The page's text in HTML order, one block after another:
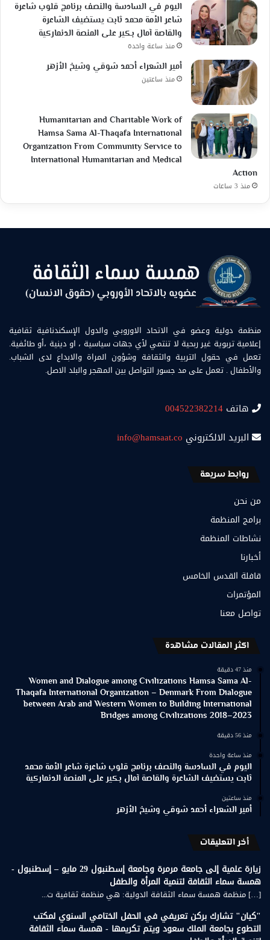
اليوم في السادسة والنصف برنامج قلوب شاعرة
شاعر الأمة محمد ثابت يستضيف الشاعرة
والقاصة آمال بكير على المنصة الدنماركية
منذ ساعة واحدة
أمير الشعراء أحمد شوقي وشيخ الأزهر
منذ ساعتين
Humanitarian and Charitable Work of
Hamsa Sama Al-Thaqafa International
Organization From Community Service to
International Humanitarian and Medical
Action
منذ 3 ساعات
منظمة دولية وعضو في الاتحاد الاوروبي والدول الإسكندنافية ثقافية
إعلامية تربوية غير ربحية لا تنتمي لأي جهات سياسية ، او دينية ،أو طائفية.
تعمل في حقول التربية والثقافة وشؤون المراة والابداع لدى الشباب.
والأطفال . تعمل على مد جسور التواصل بين المهجر والبلد الاصل.
هاتف 004522382214
البريد الالكتروني info@hamsaat.co
روابط سريعة
من نحن
برامج المنظمة
نشاطات المنظمة
أخبارنا
قافلة القدس الخامس
المؤتمرات
تواصل معنا
اكثر المقالات مشاهدة
منذ 47 دقيقة
Women and Dialogue among Civilizations Hamsa Sama Al-
Thaqafa International Organization – Denmark From Dialogue
between Arab and Western Women to Building International
Bridges among Civilizations 2018–2023
منذ 56 دقيقة
منذ ساعة واحدة
اليوم في السادسة والنصف برنامج قلوب شاعرة شاعر الأمة محمد
ثابت يستضيف الشاعرة والقاصة آمال بكير على المنصة الدنماركية
منذ ساعتين
أمير الشعراء أحمد شوقي وشيخ الأزهر
أخر التعليقات
زيارة علمية إلى جامعة مرمرة وجامعة إسطنبول 29 مايو – إسطنبول -
همسة سماء الثقافة لتنمية المرأة والطفل
[…] منظمة همسة سماء الثقافة الدولية: هي منظمة ثقافية ت...
"كيان" تشارك بركن تعريفي في الحفل الختامي السنوي لمكتب
التطوع بجامعة الملك سعود ويتم تكريمها - همسة سماء الثقافة